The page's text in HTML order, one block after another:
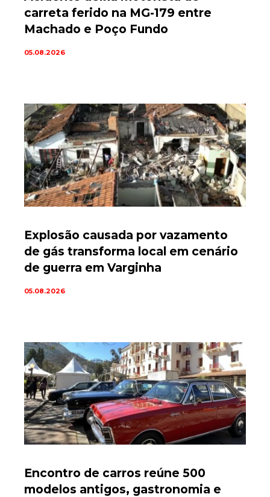
carreta ferido na MG-179 entre
Machado e Poço Fundo
05.08.2026
Explosão causada por vazamento
de gás transforma local em cenário
de guerra em Varginha
05.08.2026
Encontro de carros reúne 500
modelos antigos, gastronomia e